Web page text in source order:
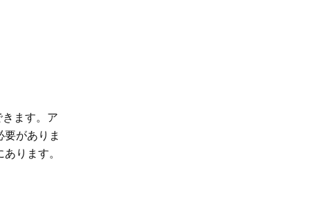
ます。ア
がありま
ります。